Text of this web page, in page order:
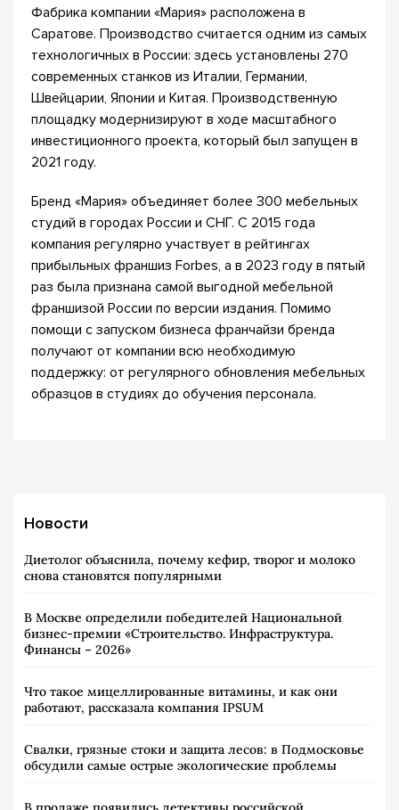
Фабрика компании «Мария» расположена в
Саратове. Производство считается одним из самых
технологичных в России: здесь установлены 270
современных станков из Италии, Германии,
Швейцарии, Японии и Китая. Производственную
площадку модернизируют в ходе масштабного
инвестиционного проекта, который был запущен в
2021 году.
Бренд «Мария» объединяет более 300 мебельных
студий в городах России и СНГ. С 2015 года
компания регулярно участвует в рейтингах
прибыльных франшиз Forbes, а в 2023 году в пятый
раз была признана самой выгодной мебельной
франшизой России по версии издания. Помимо
помощи с запуском бизнеса франчайзи бренда
получают от компании всю необходимую
поддержку: от регулярного обновления мебельных
образцов в студиях до обучения персонала.
Новости
Диетолог объяснила, почему кефир, творог и молоко
снова становятся популярными
В Москве определили победителей Национальной
бизнес-премии «Строительство. Инфраструктура.
Финансы – 2026»
Что такое мицеллированные витамины, и как они
работают, рассказала компания IPSUM
Свалки, грязные стоки и защита лесов: в Подмосковье
обсудили самые острые экологические проблемы